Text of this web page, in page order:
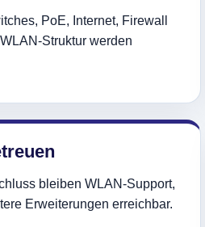
PoE, Internet, Firewall
Struktur werden
bleiben WLAN-Support,
Erweiterungen erreichbar.